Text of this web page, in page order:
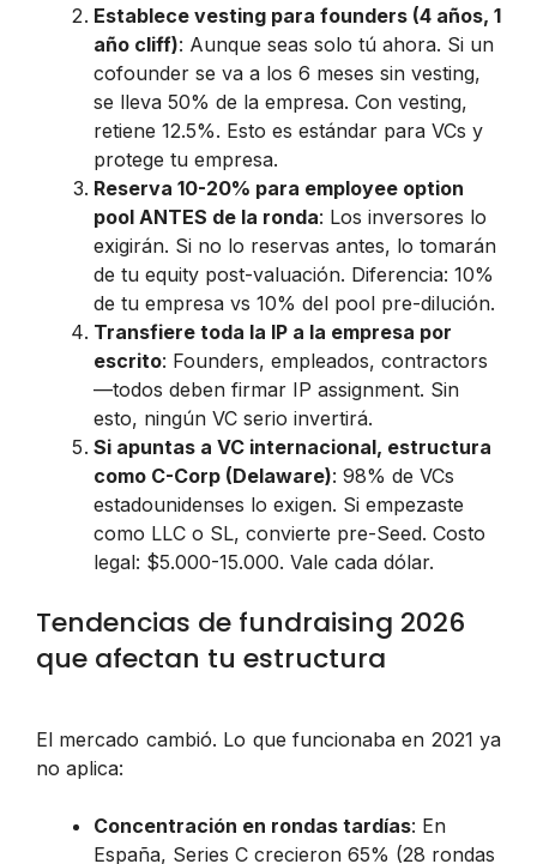
Establece vesting para founders (4 años, 1
año cliff): Aunque seas solo tú ahora. Si un
cofounder se va a los 6 meses sin vesting,
se lleva 50% de la empresa. Con vesting,
retiene 12.5%. Esto es estándar para VCs y
protege tu empresa.
Reserva 10-20% para employee option
pool ANTES de la ronda: Los inversores lo
exigirán. Si no lo reservas antes, lo tomarán
de tu equity post-valuación. Diferencia: 10%
de tu empresa vs 10% del pool pre-dilución.
Transfiere toda la IP a la empresa por
escrito: Founders, empleados, contractors
—todos deben firmar IP assignment. Sin
esto, ningún VC serio invertirá.
Si apuntas a VC internacional, estructura
como C-Corp (Delaware): 98% de VCs
estadounidenses lo exigen. Si empezaste
como LLC o SL, convierte pre-Seed. Costo
legal: $5.000-15.000. Vale cada dólar.
Tendencias de fundraising 2026
que afectan tu estructura
El mercado cambió. Lo que funcionaba en 2021 ya
no aplica:
Concentración en rondas tardías: En
España, Series C crecieron 65% (28 rondas